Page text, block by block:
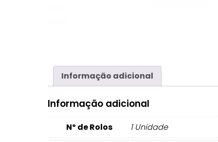
Informação adicional
Informação adicional
Nº de Rolos
1 Unidade